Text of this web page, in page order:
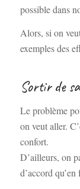
possible dans
Alors, si on
exemples des
Sortir de
Le problème
on veut aller.
confort.
D’ailleurs, on
d’accord